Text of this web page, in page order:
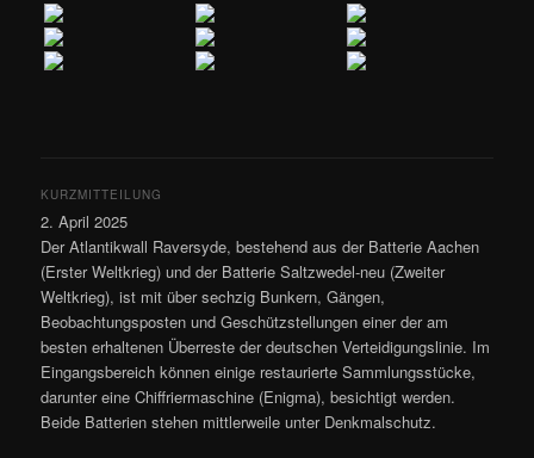
KURZMITTEILUNG
2. April 2025
Der Atlantikwall Raversyde, bestehend aus der Batterie Aachen
(Erster Weltkrieg) und der Batterie Saltzwedel-neu (Zweiter
Weltkrieg), ist mit über sechzig Bunkern, Gängen,
Beobachtungsposten und Geschützstellungen einer der am
besten erhaltenen Überreste der deutschen Verteidigungslinie. Im
Eingangsbereich können einige restaurierte Sammlungsstücke,
darunter eine Chiffriermaschine (Enigma), besichtigt werden.
Beide Batterien stehen mittlerweile unter Denkmalschutz.